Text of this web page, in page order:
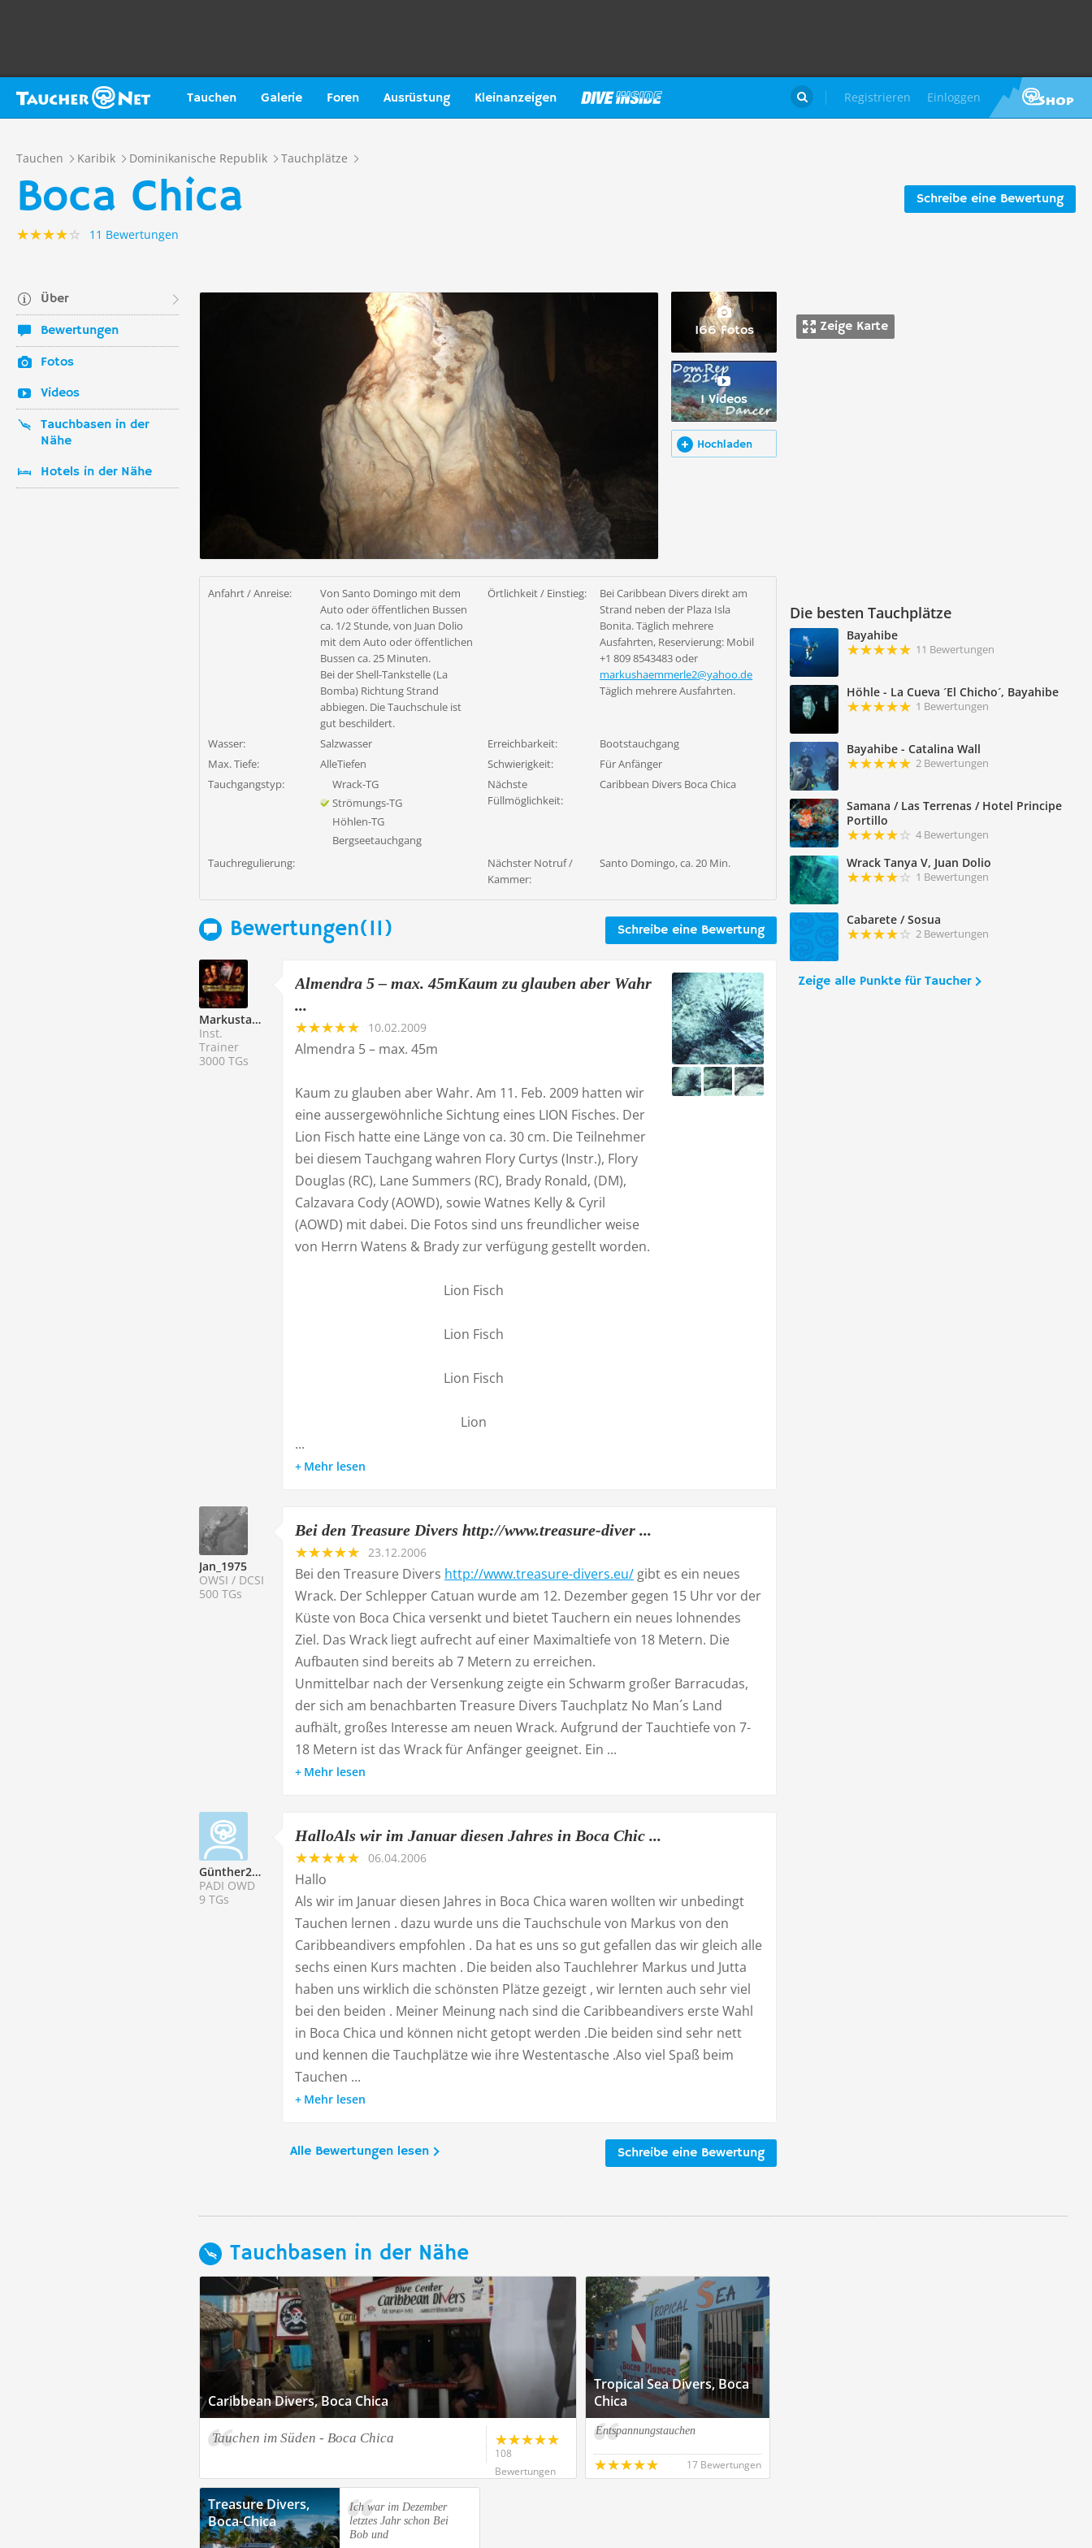
Tauchen Galerie Foren Ausrüstung Kleinanzeigen Registrieren Einloggen

Tauchen Karibik Dominikanische Republik Tauchplätze
Schreibe eine Bewertung
Boca Chica
11 Bewertungen
Über
Bewertungen
Fotos
Videos
Tauchbasen in der
Nähe
Hotels in der Nähe
Zeige Karte
Die besten Tauchplätze
Bayahibe
11 Bewertungen
Höhle - La Cueva ´El Chicho´, Bayahibe
1 Bewertungen
Bayahibe - Catalina Wall
2 Bewertungen
Samana / Las Terrenas / Hotel Principe
Portillo
4 Bewertungen
Wrack Tanya V, Juan Dolio
1 Bewertungen
Cabarete / Sosua
2 Bewertungen
Zeige alle Punkte für Taucher
166 Fotos
1 Videos
Hochladen
Anfahrt / Anreise:
Von Santo Domingo mit dem
Auto oder öffentlichen Bussen
ca. 1/2 Stunde, von Juan Dolio
mit dem Auto oder öffentlichen
Bussen ca. 25 Minuten.
Bei der Shell-Tankstelle (La
Bomba) Richtung Strand
abbiegen. Die Tauchschule ist
gut beschildert.
Örtlichkeit / Einstieg:
Bei Caribbean Divers direkt am
Strand neben der Plaza Isla
Bonita. Täglich mehrere
Ausfahrten, Reservierung: Mobil
+1 809 8543483 oder
markushaemmerle2@yahoo.de
Täglich mehrere Ausfahrten.
Wasser: Salzwasser Erreichbarkeit:
Bootstauchgang
Max. Tiefe:
AlleTiefen Schwierigkeit:
Für Anfänger
Tauchgangstyp:
Wrack-TG
Strömungs-TG
Höhlen-TG
Bergseetauchgang
Nächste
Füllmöglichkeit:
Caribbean Divers Boca Chica
Tauchregulierung:
Nächster Notruf /
Kammer:
Santo Domingo, ca. 20 Min.
Schreibe eine Bewertung
Bewertungen(11)
Markustaucher
Inst.
Trainer
3000 TGs
Almendra 5 – max. 45mKaum zu glauben aber Wahr
...
10.02.2009
Almendra 5 – max. 45m
Kaum zu glauben aber Wahr. Am 11. Feb. 2009 hatten wir
eine aussergewöhnliche Sichtung eines LION Fisches. Der
Lion Fisch hatte eine Länge von ca. 30 cm. Die Teilnehmer
bei diesem Tauchgang wahren Flory Curtys (Instr.), Flory
Douglas (RC), Lane Summers (RC), Brady Ronald, (DM),
Calzavara Cody (AOWD), sowie Watnes Kelly & Cyril
(AOWD) mit dabei. Die Fotos sind uns freundlicher weise
von Herrn Watens & Brady zur verfügung gestellt worden.
Lion Fisch
Lion Fisch
Lion Fisch
Lion
...
Mehr lesen
Jan_1975
OWSI / DCSI
500 TGs
Bei den Treasure Divers http://www.treasure-diver ...
23.12.2006
Bei den Treasure Divers http://www.treasure-divers.eu/ gibt es ein neues
Wrack. Der Schlepper Catuan wurde am 12. Dezember gegen 15 Uhr vor der
Küste von Boca Chica versenkt und bietet Tauchern ein neues lohnendes
Ziel. Das Wrack liegt aufrecht auf einer Maximaltiefe von 18 Metern. Die
Aufbauten sind bereits ab 7 Metern zu erreichen.
Unmittelbar nach der Versenkung zeigte ein Schwarm großer Barracudas,
der sich am benachbarten Treasure Divers Tauchplatz No Man´s Land
aufhält, großes Interesse am neuen Wrack. Aufgrund der Tauchtiefe von 7-
18 Metern ist das Wrack für Anfänger geeignet. Ein ...
Mehr lesen
Günther208039
PADI OWD
9 TGs
HalloAls wir im Januar diesen Jahres in Boca Chic ...
06.04.2006
Hallo
Als wir im Januar diesen Jahres in Boca Chica waren wollten wir unbedingt
Tauchen lernen . dazu wurde uns die Tauchschule von Markus von den
Caribbeandivers empfohlen . Da hat es uns so gut gefallen das wir gleich alle
sechs einen Kurs machten . Die beiden also Tauchlehrer Markus und Jutta
haben uns wirklich die schönsten Plätze gezeigt , wir lernten auch sehr viel
bei den beiden . Meiner Meinung nach sind die Caribbeandivers erste Wahl
in Boca Chica und können nicht getopt werden .Die beiden sind sehr nett
und kennen die Tauchplätze wie ihre Westentasche .Also viel Spaß beim
Tauchen ...
Mehr lesen
Schreibe eine Bewertung
Alle Bewertungen lesen
Tauchbasen in der Nähe
Caribbean Divers, Boca Chica
Tauchen im Süden - Boca Chica
108
Bewertungen
Tropical Sea Divers, Boca
Chica
Entspannungstauchen
17 Bewertungen
Treasure Divers,
Boca-Chica
Ich war im Dezember
letztes Jahr schon Bei
Bob und